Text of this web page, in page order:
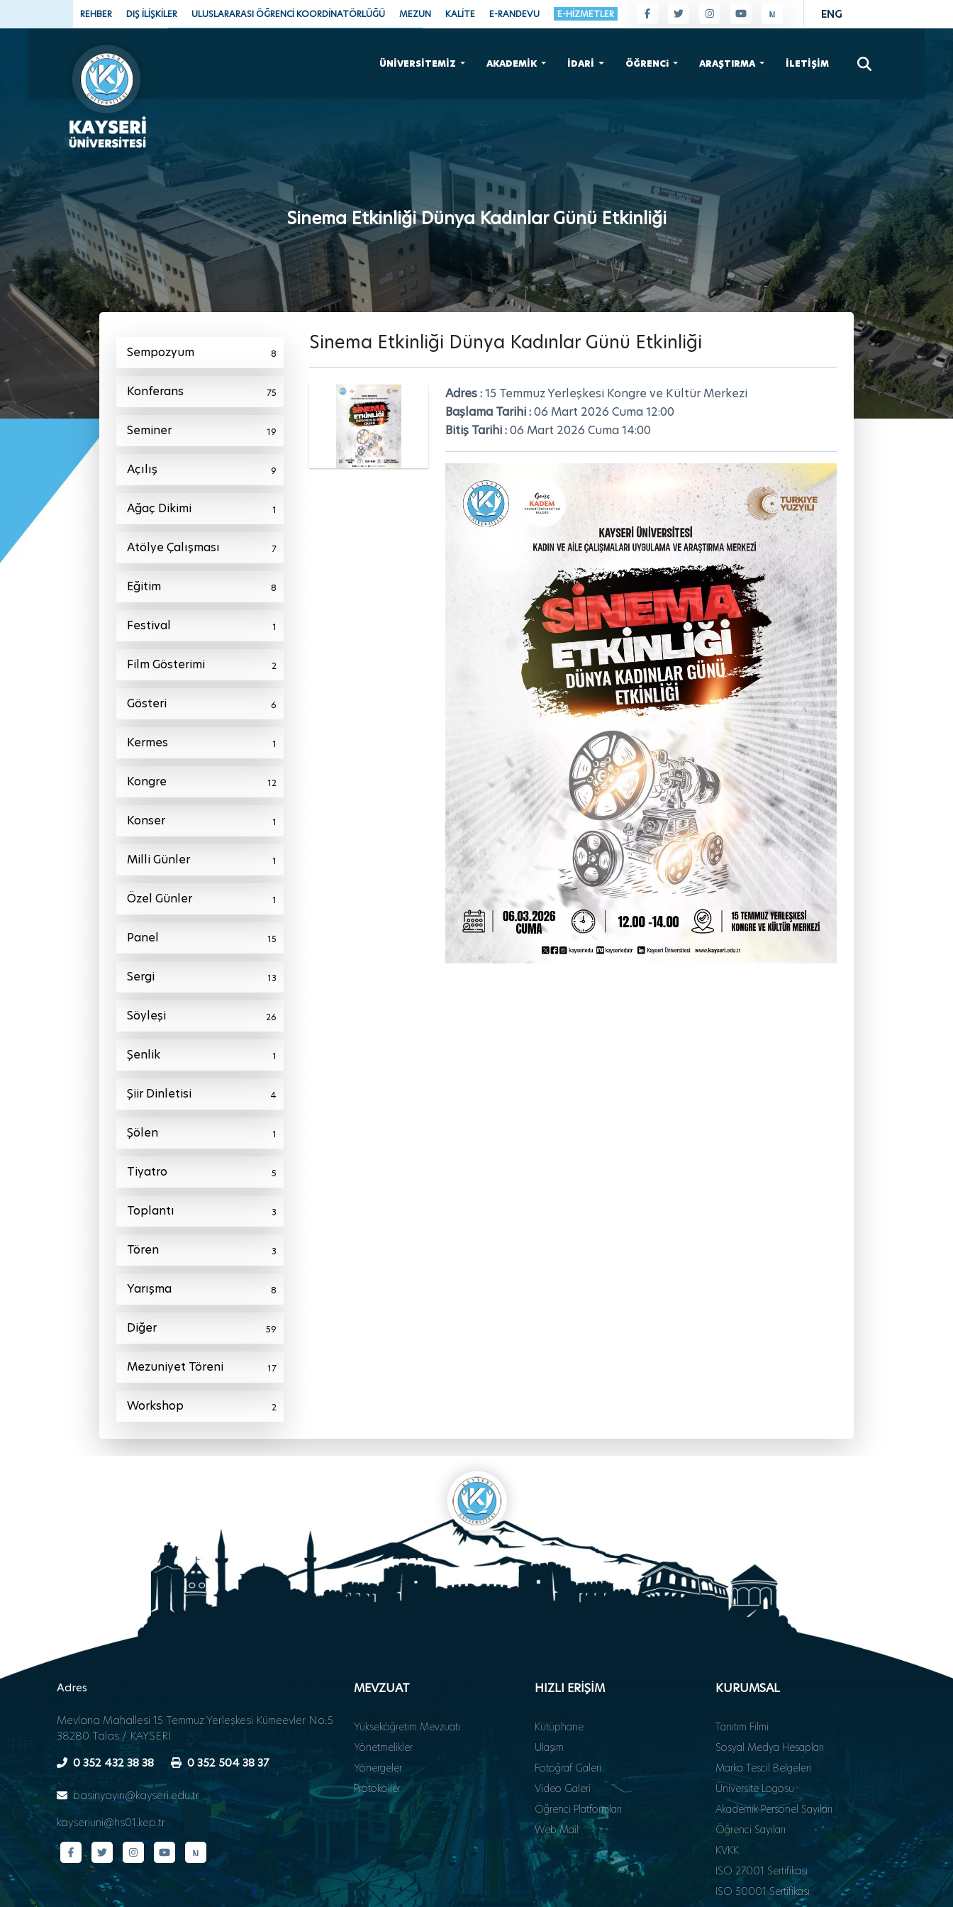
ÜNİVERSİTEMİZ AKADEMİK İDARİ ÖĞRENCi ARAŞTIRMA İLETİŞİM
×
ENG
REHBER DIŞ İLİŞKİLER ULUSLARARASI ÖĞRENCİ KOORDİNATÖRLÜĞÜ MEZUN KALİTE E-RANDEVU E-HİZMETLER
Sinema Etkinliği Dünya Kadınlar Günü Etkinliği
Sinema Etkinliği Dünya Kadınlar Günü Etkinliği
Adres :15 Temmuz Yerleşkesi Kongre ve Kültür Merkezi
Başlama Tarihi :06 Mart 2026 Cuma 12:00
Bitiş Tarihi :06 Mart 2026 Cuma 14:00
Sempozyum 8
Konferans 75
Seminer 19
Açılış 9
Ağaç Dikimi 1
Atölye Çalışması 7
Eğitim 8
Festival 1
Film Gösterimi 2
Gösteri 6
Kermes 1
Kongre 12
Konser 1
Milli Günler 1
Özel Günler 1
Panel 15
Sergi 13
Söyleşi 26
Şenlik 1
Şiir Dinletisi 4
Şölen 1
Tiyatro 5
Toplantı 3
Tören 3
Yarışma 8
Diğer 59
Mezuniyet Töreni 17
Workshop 2
Adres
Mevlana Mahallesi 15 Temmuz Yerleşkesi Kümeevler No:5
38280 Talas / KAYSERİ
0 352 432 38 38
0 352 504 38 37
basinyayin@kayseri.edu.tr
kayseriuni@hs01.kep.tr
MEVZUAT
Yükseköğretim Mevzuatı
Yönetmelikler
Yönergeler
Protokoller
HIZLI ERİŞİM
Kütüphane
Ulaşım
Fotoğraf Galeri
Video Galeri
Öğrenci Platformları
Web Mail
KURUMSAL
Tanıtım Filmi
Sosyal Medya Hesapları
Marka Tescil Belgeleri
Üniversite Logosu
Akademik Personel Sayıları
Öğrenci Sayıları
KVKK
ISO 27001 Sertifikası
ISO 50001 Sertifikası